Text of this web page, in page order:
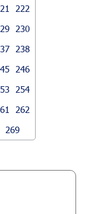
222
230
238
246
254
262
269